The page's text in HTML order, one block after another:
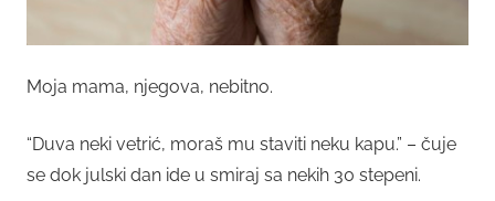
Moja mama, njegova, nebitno.
“Duva neki vetrić, moraš mu staviti neku kapu.” – čuje
se dok julski dan ide u smiraj sa nekih 30 stepeni.